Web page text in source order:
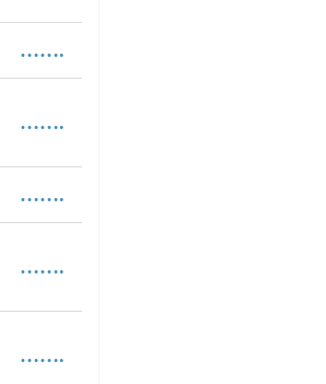
…….
…….
…….
…….
…….